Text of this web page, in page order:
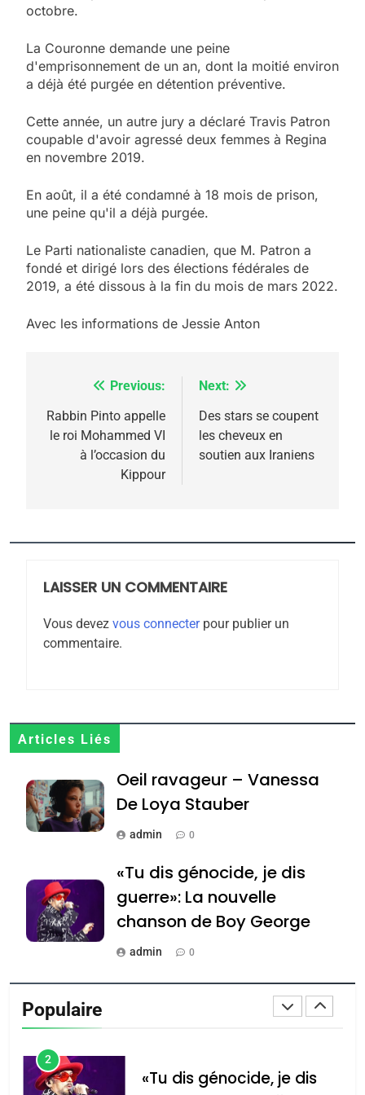
octobre.
La Couronne demande une peine
d'emprisonnement de un an, dont la moitié environ
a déjà été purgée en détention préventive.
Cette année, un autre jury a déclaré Travis Patron
coupable d'avoir agressé deux femmes à Regina
en novembre 2019.
En août, il a été condamné à 18 mois de prison,
une peine qu'il a déjà purgée.
Le Parti nationaliste canadien, que M. Patron a
fondé et dirigé lors des élections fédérales de
2019, a été dissous à la fin du mois de mars 2022.
Avec les informations de Jessie Anton
Navigation
de
l’article
Previous:
Rabbin Pinto appelle
le roi Mohammed VI
à l’occasion du
Kippour
Next:
Des stars se coupent
les cheveux en
soutien aux Iraniens
LAISSER UN COMMENTAIRE
Vous devez vous connecterpour publier un
commentaire.
Articles Liés
Oeil ravageur – Vanessa
De Loya Stauber
admin 0
«Tu dis génocide, je dis
guerre»: La nouvelle
chanson de Boy George
admin 0
Tout sur la Nostalgie
נשיא המדינה יצחק
הרצוג נפגש עם
Accords d’Isaac: l’alliance
Populaire
2025, l’année la plus
rapport d’ADL contre
FRANCE ISRAÉL
6
Zrihen-Dvir
7
Jacques Hadida
JUDAISME
Maroc : Les amandes de
Tafraout, le miel de Tadla
Azilal consacrés produits
du terroir
2
«Tu dis génocide, je dis